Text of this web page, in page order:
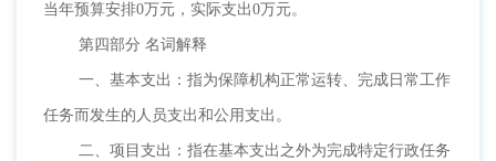
当年预算安排0万元，实际支出0万元。
第四部分 名词解释
一、基本支出：指为保障机构正常运转、完成日常工作
任务而发生的人员支出和公用支出。
二、项目支出：指在基本支出之外为完成特定行政任务